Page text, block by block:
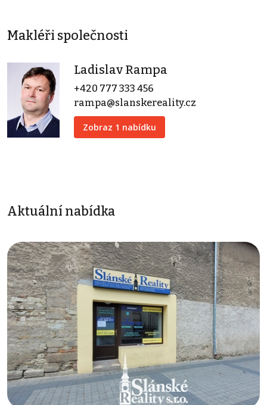
Makléři společnosti
Ladislav Rampa
+420 777 333 456
rampa@slanskereality.cz
Zobraz 1 nabídku
Aktuální nabídka